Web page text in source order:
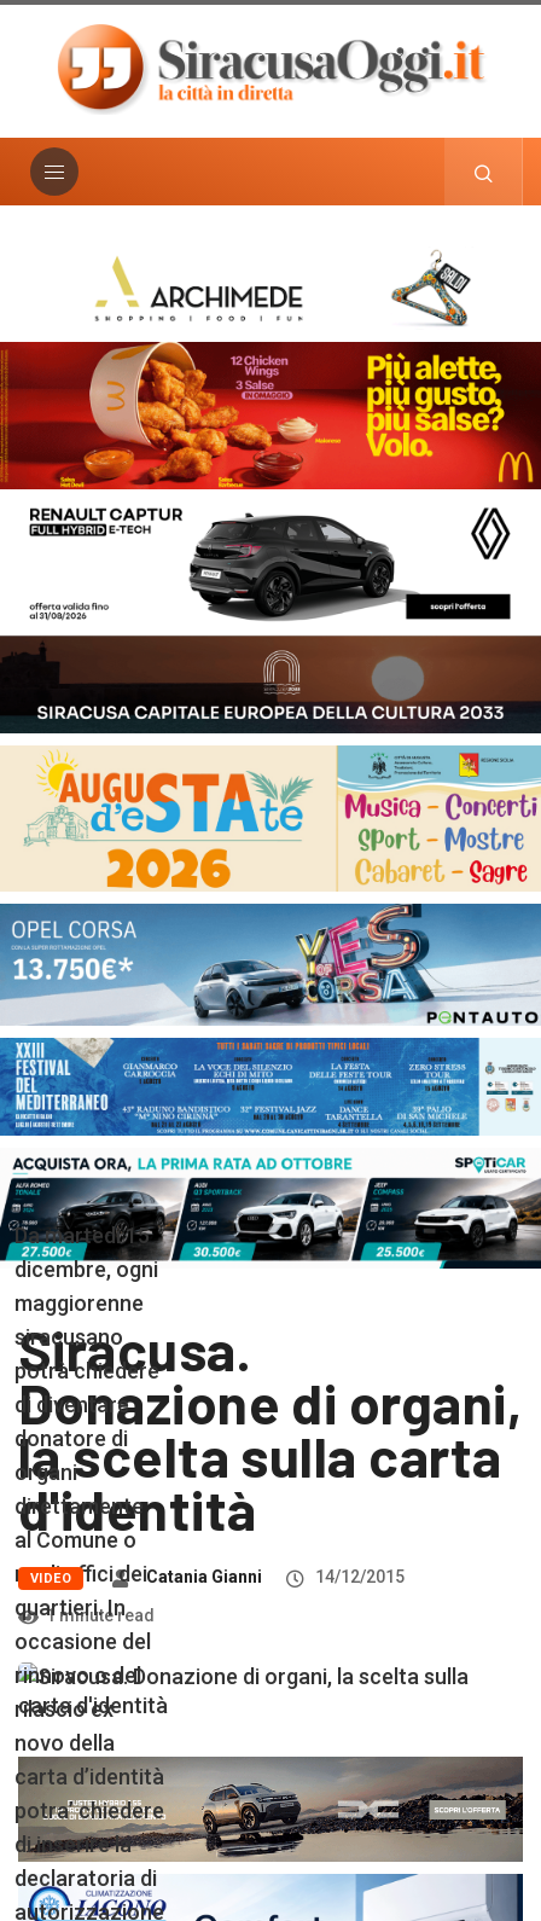
Siracusa.
Donazione di organi,
la scelta sulla carta
d'identità
VIDEO Catania Gianni
14/12/2015
1 minute read
Da martedi 15
dicembre, ogni
maggiorenne
siracusano
potrà chiedere
di diventare
donatore di
organi
direttamente
al Comune o
negli uffici dei
quartieri. In
occasione del
rinnovo o del
rilascio ex
novo della
carta d’identità
potra’ chiedere
di inserire la
declaratoria di
autorizzazione